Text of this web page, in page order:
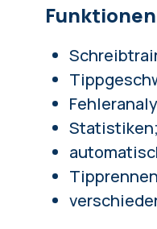
Funktionen
Statistiken;